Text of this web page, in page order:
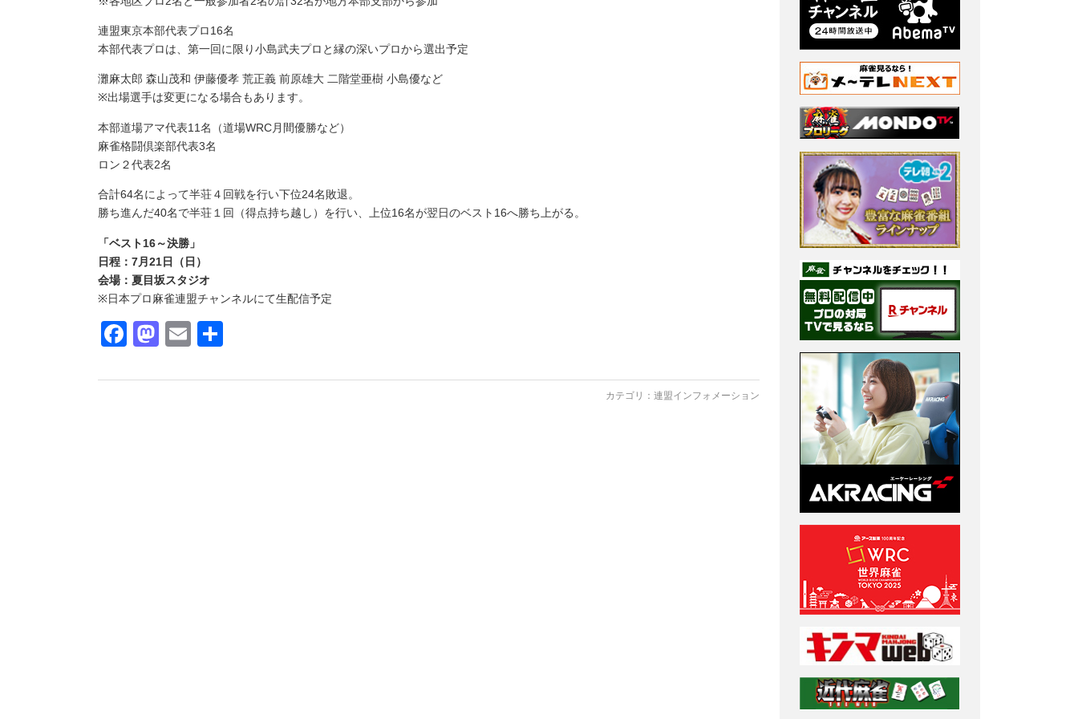
連盟東京本部代表プロ16名
本部代表プロは、第一回に限り小島武夫プロと縁の深いプロから選出予定
灘麻太郎 森山茂和 伊藤優孝 荒正義 前原雄大 二階堂亜樹 小島優など
※出場選手は変更になる場合もあります。
本部道場アマ代表11名（道場WRC月間優勝など）
麻雀格闘倶楽部代表3名
ロン２代表2名
合計64名によって半荘４回戦を行い下位24名敗退。
勝ち進んだ40名で半荘１回（得点持ち越し）を行い、上位16名が翌日のベスト16へ勝ち上がる。
「ベスト16～決勝」
日程：7月21日（日）
会場：夏目坂スタジオ
※日本プロ麻雀連盟チャンネルにて生配信予定
Facebook
Mastodon
Email
カテゴリ： 連盟インフォメーション